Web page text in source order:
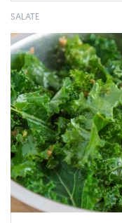
SALATE